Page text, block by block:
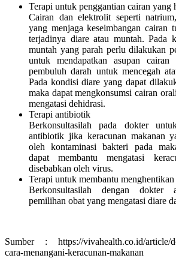
Terapi untuk penggantian cairan yang
Cairan dan elektrolit seperti
yang menjaga keseimbangan cairan
terjadinya diare atau muntah. Pada
muntah yang parah perlu dilakukan
untuk mendapatkan asupan
pembuluh darah untuk mencegah
Pada kondisi diare yang dapat
maka dapat mengkonsumsi cairan
mengatasi dehidrasi.
Terapi antibiotik
Berkonsultasilah pada dokter
antibiotik jika keracunan makanan
oleh kontaminasi bakteri pada
dapat membantu mengatasi
disebabkan oleh virus.
Terapi untuk membantu
Berkonsultasilah dengan dokter
pemilihan obat yang mengatasi diare
Sumber : https://vivahealth.co.id/article/
cara-menangani-keracunan-makanan